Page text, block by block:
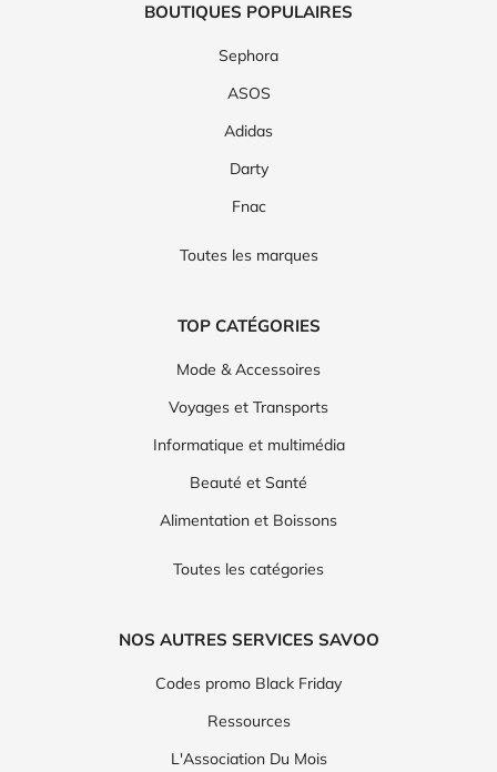
BOUTIQUES POPULAIRES
Sephora
ASOS
Adidas
Darty
Fnac
Toutes les marques
TOP CATÉGORIES
Mode & Accessoires
Voyages et Transports
Informatique et multimédia
Beauté et Santé
Alimentation et Boissons
Toutes les catégories
NOS AUTRES SERVICES SAVOO
Codes promo Black Friday
Ressources
L'Association Du Mois